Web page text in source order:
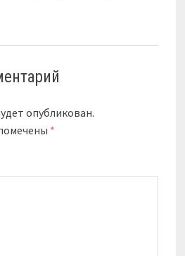
опубликован.
*